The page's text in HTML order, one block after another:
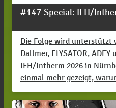
#147 Special: IFH/
Die Folge wird unterstützt
Dallmer, ELYSATOR,
IFH/Intherm 2026 in
einmal mehr gezeigt,